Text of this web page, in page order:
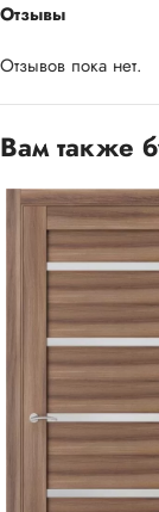
Отзывы
Отзывов пока нет.
Вам также